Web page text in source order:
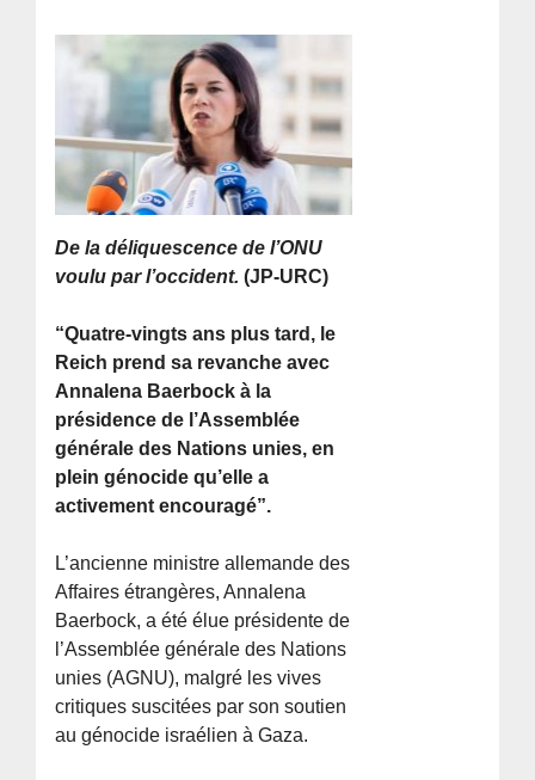
De la déliquescence de l’ONU
voulu par l’occident. (JP-URC)
“Quatre-vingts ans plus tard, le
Reich prend sa revanche avec
Annalena Baerbock à la
présidence de l’Assemblée
générale des Nations unies, en
plein génocide qu’elle a
activement encouragé”.
L’ancienne ministre allemande des
Affaires étrangères, Annalena
Baerbock, a été élue présidente de
l’Assemblée générale des Nations
unies (AGNU), malgré les vives
critiques suscitées par son soutien
au génocide israélien à Gaza.